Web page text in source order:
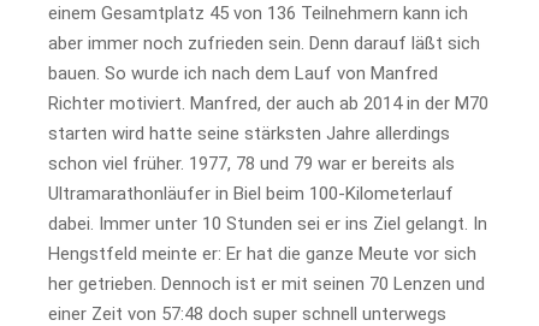
einem Gesamtplatz 45 von 136 Teilnehmern kann ich
aber immer noch zufrieden sein. Denn darauf läßt sich
bauen. So wurde ich nach dem Lauf von Manfred
Richter motiviert. Manfred, der auch ab 2014 in der M70
starten wird hatte seine stärksten Jahre allerdings
schon viel früher. 1977, 78 und 79 war er bereits als
Ultramarathonläufer in Biel beim 100-Kilometerlauf
dabei. Immer unter 10 Stunden sei er ins Ziel gelangt. In
Hengstfeld meinte er: Er hat die ganze Meute vor sich
her getrieben. Dennoch ist er mit seinen 70 Lenzen und
einer Zeit von 57:48 doch super schnell unterwegs